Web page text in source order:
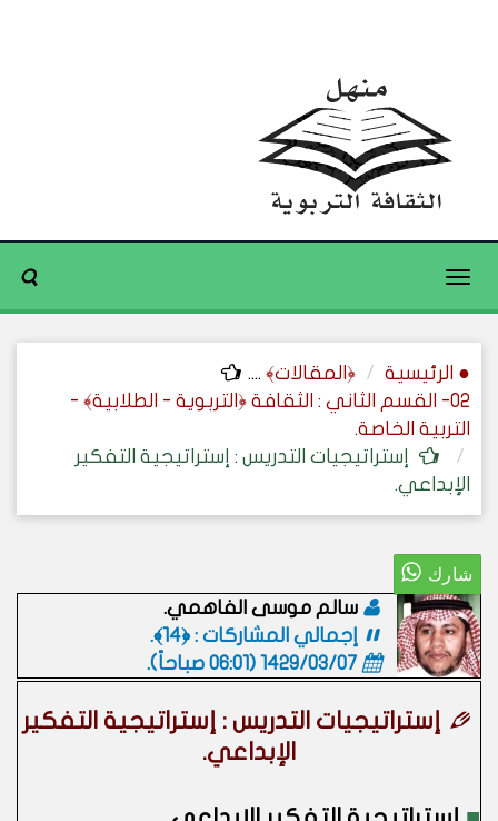
Toggle
● الرئيسية ﴿المقالات﴾ ....
02- القسم الثاني : الثقافة ﴿التربوية - الطلابية﴾ -
التربية الخاصة.
إستراتيجيات التدريس : إستراتيجية التفكير
الإبداعي.
سالم موسى الفاهمي.
إجمالي المشاركات : ﴿14﴾.
1429/03/07 (06:01 صباحاً)
.
إستراتيجيات التدريس : إستراتيجية التفكير
الإبداعي.